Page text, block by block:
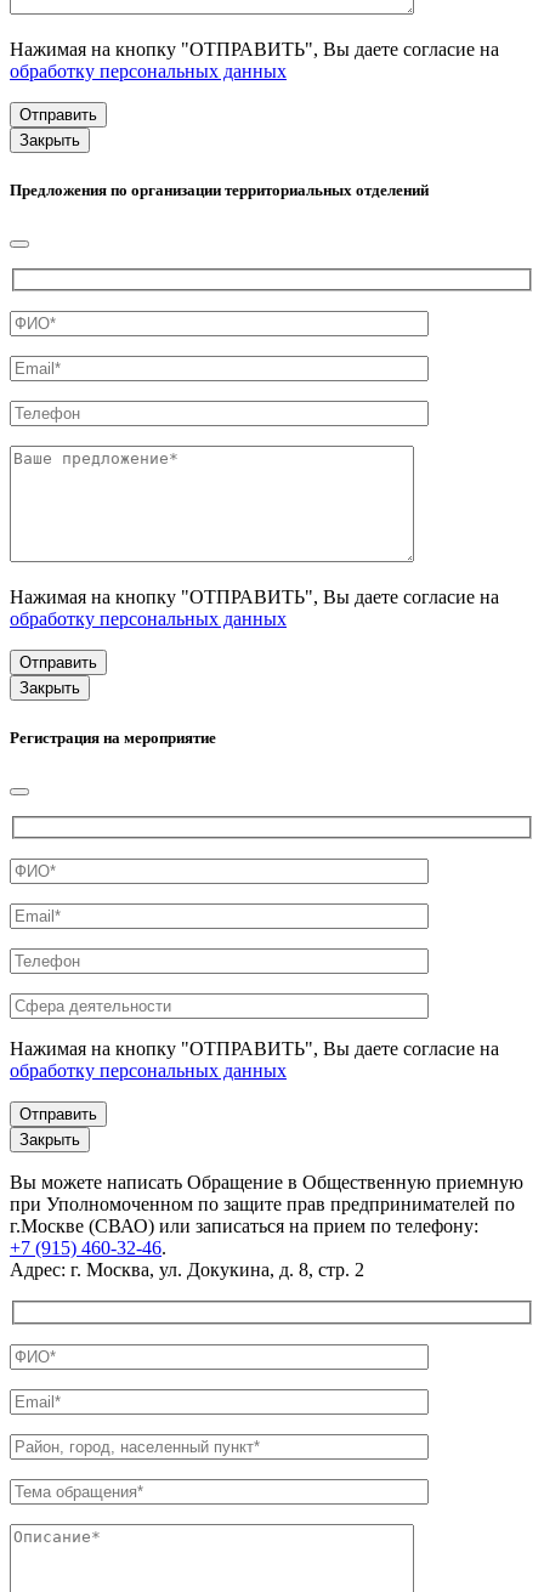
Нажимая на кнопку "ОТПРАВИТЬ", Вы даете согласие на
обработку персональных данных
Закрыть
Предложения по организации территориальных отделений
Нажимая на кнопку "ОТПРАВИТЬ", Вы даете согласие на
обработку персональных данных
Закрыть
Регистрация на мероприятие
Нажимая на кнопку "ОТПРАВИТЬ", Вы даете согласие на
обработку персональных данных
Закрыть
Вы можете написать Обращение в Общественную приемную
при Уполномоченном по защите прав предпринимателей по
г.Москве (СВАО) или записаться на прием по телефону:
+7 (915) 460-32-46.
Адрес: г. Москва, ул. Докукина, д. 8, стр. 2